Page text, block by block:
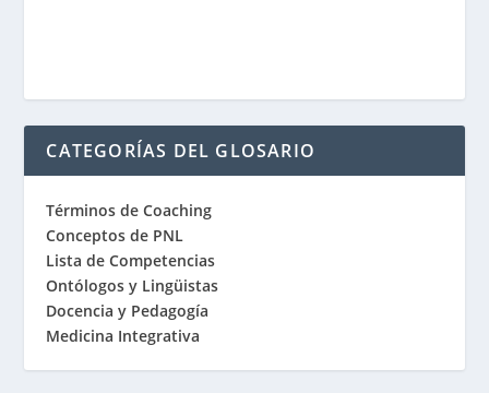
CATEGORÍAS DEL GLOSARIO
Términos de Coaching
Conceptos de PNL
Lista de Competencias
Ontólogos y Lingüistas
Docencia y Pedagogía
Medicina Integrativa